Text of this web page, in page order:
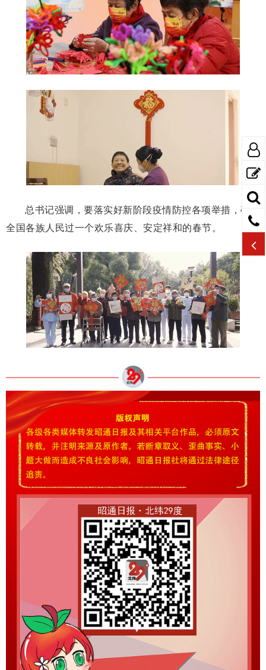
总书记强调，要落实好新阶段疫情防控各项举措，确保
全国各族人民过一个欢乐喜庆、安定祥和的春节。